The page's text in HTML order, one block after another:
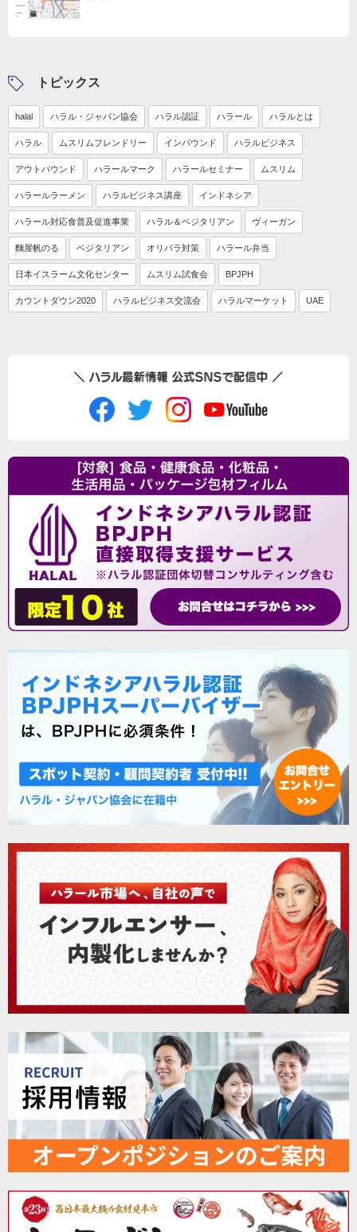
トピックス
halal ハラル・ジャパン協会 ハラル認証 ハラール ハラルとは
ハラル ムスリムフレンドリー インバウンド ハラルビジネス
アウトバウンド ハラールマーク ハラールセミナー ムスリム
ハラールラーメン ハラルビジネス講座 インドネシア
ハラール対応食普及促進事業 ハラル＆ベジタリアン ヴィーガン
麵屋帆のる ベジタリアン オリパラ対策 ハラール弁当
日本イスラーム文化センター ムスリム試食会 BPJPH
カウントダウン2020 ハラルビジネス交流会 ハラルマーケット UAE